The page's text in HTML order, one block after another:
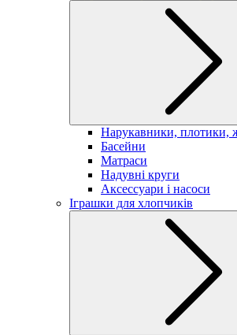
Нарукавники, плотики,
Басейни
Матраси
Надувні круги
Аксессуари і насоси
Іграшки для хлопчиків